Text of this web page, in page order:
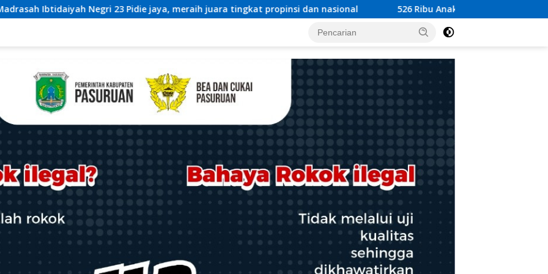
jaya, meraih juara tingkat propinsi dan nasional 526 Ribu Anak di Lombok Timur Jadi Perhatian, Pemkab Soroti